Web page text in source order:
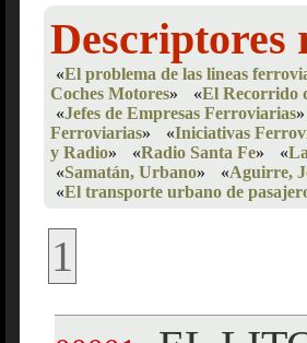
Descriptores
«El problema de las lineas
Coches Motores» «El Recorrido
«Jefes de Empresas Ferroviarias»
Ferroviarias» «Iniciativas
y Radio» «Radio Santa Fe» «
«Samatán, Urbano» «Aguirre,
«El transporte urbano de
1